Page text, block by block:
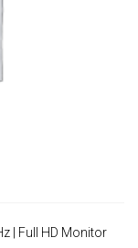
| Full HD Monitor